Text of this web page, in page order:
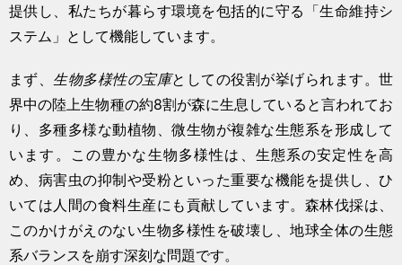
提供し、私たちが暮らす環境を包括的に守る「生命維持シ
ステム」として機能しています。
まず、 生物多様性の宝庫としての役割が挙げられます。世
界中の陸上生物種の約8割が森に生息していると言われてお
り、多種多様な動植物、微生物が複雑な生態系を形成して
います。この豊かな生物多様性は、生態系の安定性を高
め、病害虫の抑制や受粉といった重要な機能を提供し、ひ
いては人間の食料生産にも貢献しています。森林伐採は、
このかけがえのない生物多様性を破壊し、地球全体の生態
系バランスを崩す深刻な問題です。